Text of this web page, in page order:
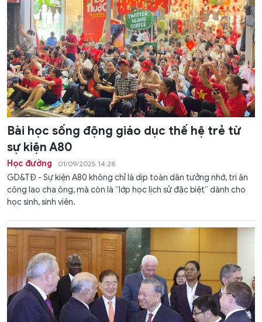
Bài học sống động giáo dục thế hệ trẻ từ
sự kiện A80
Học đường 01/09/2025 14:28
GD&TĐ - Sự kiện A80 không chỉ là dịp toàn dân tưởng nhớ, tri ân
công lao cha ông, mà còn là “lớp học lịch sử đặc biệt” dành cho
học sinh, sinh viên.